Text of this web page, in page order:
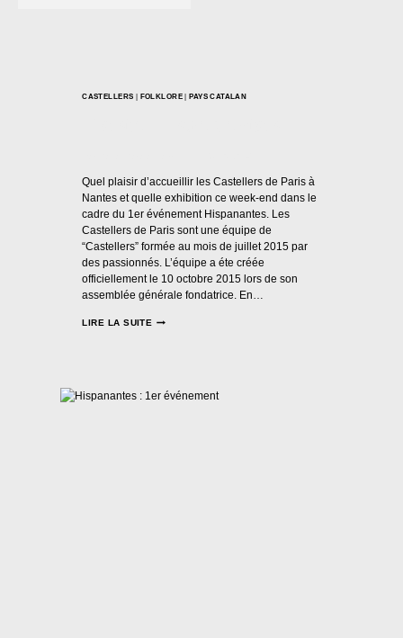
CASTELLERS | FOLKLORE |PAYS CATALAN
Quel plaisir d’accueillir les Castellers de Paris à
Nantes et quelle exhibition ce week-end dans le
cadre du 1er événement Hispanantes. Les
Castellers de Paris sont une équipe de
“Castellers” formée au mois de juillet 2015 par
des passionnés. L’équipe a éte créée
officiellement le 10 octobre 2015 lors de son
assemblée générale fondatrice. En…
LIRE LA SUITE